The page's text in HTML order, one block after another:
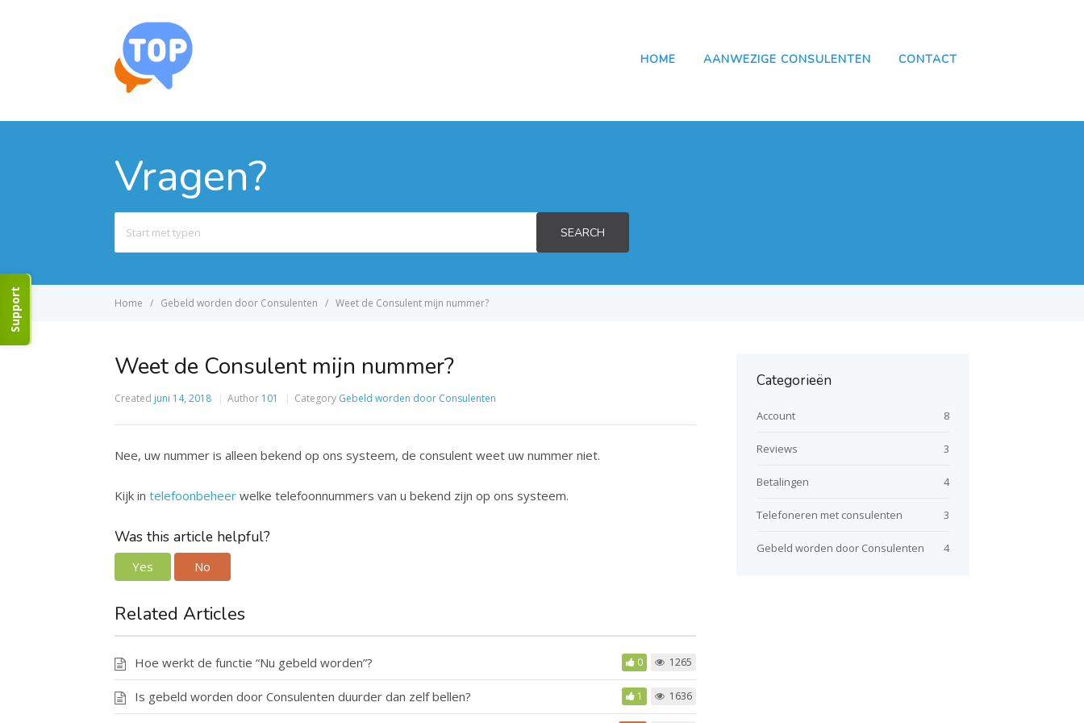
Support
HOME AANWEZIGE CONSULENTEN CONTACT
Vragen?
For
SEARCH
Home Gebeld worden door Consulenten Weet de Consulent mijn nummer?
Weet de Consulent mijn nummer?
Created juni 14, 2018 Author 101 Category Gebeld worden door Consulenten
Nee, uw nummer is alleen bekend op ons systeem, de consulent weet uw nummer niet.
Kijk in telefoonbeheer welke telefoonnummers van u bekend zijn op ons systeem.
Was this article helpful?
Yes No
Related Articles
Hoe werkt de functie “Nu gebeld worden”? 0 1265
Is gebeld worden door Consulenten duurder dan zelf bellen? 1 1636
Categorieën
8
Account
3
Reviews
4
Betalingen
3
Telefoneren met consulenten
4
Gebeld worden door Consulenten